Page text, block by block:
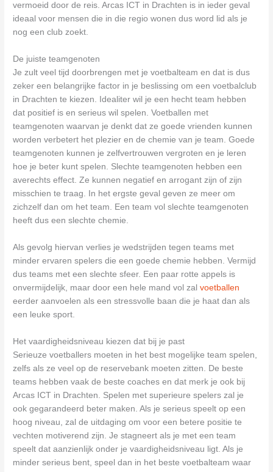
vermoeid door de reis. Arcas ICT in Drachten is in ieder geval
ideaal voor mensen die in die regio wonen dus word lid als je
nog een club zoekt.
De juiste teamgenoten
Je zult veel tijd doorbrengen met je voetbalteam en dat is dus
zeker een belangrijke factor in je beslissing om een voetbalclub
in Drachten te kiezen. Idealiter wil je een hecht team hebben
dat positief is en serieus wil spelen. Voetballen met
teamgenoten waarvan je denkt dat ze goede vrienden kunnen
worden verbetert het plezier en de chemie van je team. Goede
teamgenoten kunnen je zelfvertrouwen vergroten en je leren
hoe je beter kunt spelen. Slechte teamgenoten hebben een
averechts effect. Ze kunnen negatief en arrogant zijn of zijn
misschien te traag. In het ergste geval geven ze meer om
zichzelf dan om het team. Een team vol slechte teamgenoten
heeft dus een slechte chemie.
Als gevolg hiervan verlies je wedstrijden tegen teams met
minder ervaren spelers die een goede chemie hebben. Vermijd
dus teams met een slechte sfeer. Een paar rotte appels is
onvermijdelijk, maar door een hele mand vol zalvoetballen
eerder aanvoelen als een stressvolle baan die je haat dan als
een leuke sport.
Het vaardigheidsniveau kiezen dat bij je past
Serieuze voetballers moeten in het best mogelijke team spelen,
zelfs als ze veel op de reservebank moeten zitten. De beste
teams hebben vaak de beste coaches en dat merk je ook bij
Arcas ICT in Drachten. Spelen met superieure spelers zal je
ook gegarandeerd beter maken. Als je serieus speelt op een
hoog niveau, zal de uitdaging om voor een betere positie te
vechten motiverend zijn. Je stagneert als je met een team
speelt dat aanzienlijk onder je vaardigheidsniveau ligt. Als je
minder serieus bent, speel dan in het beste voetbalteam waar